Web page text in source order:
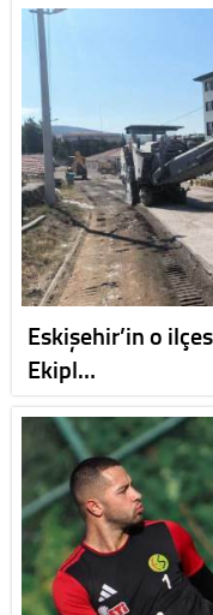
Eskişehir’in o
Ekipl…